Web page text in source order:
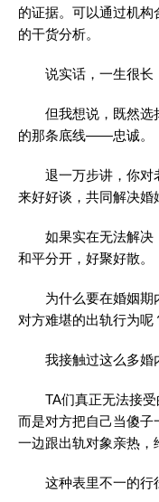
的证据。可以通过机
的干货分析。
说实话，一生很长
但我想说，既然选
的那条底线——忠诚。
退一万步讲，你对
来好好谈，共同解决婚
如果实在无法解决
和平分开，好聚好散。
为什么要在婚姻
对方难堪的出轨行为呢
我接触过这么多婚
TA们真正无法接
而是对方把自己当傻子
一边跟出轨对象亲热，
这种表里不一的行